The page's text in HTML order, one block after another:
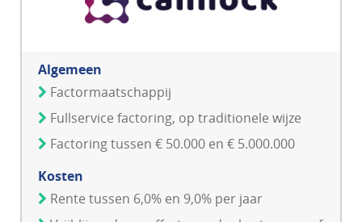
Algemeen
Factormaatschappij
Fullservice factoring, op traditionele wijze
Factoring tussen € 50.000 en € 5.000.000
Kosten
Rente tussen 6,0% en 9,0% per jaar